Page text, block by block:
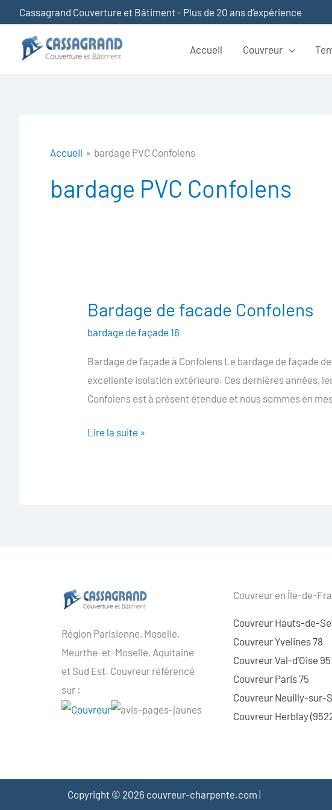
au
contenu
Cassagrand Couverture et Bâtiment - Plus de 20 ans d’expérience
Accueil Couvreur
Accueil bardage PVC Confolens
bardage PVC Confolens
Bardage de facade Confolens
bardage de façade 16
Bardage de façade à Confolens Le bardage de façade
excellente isolation extérieure. Ces dernières années,
Confolens est à présent étendue et nous sommes en
Bardage
Confolens
Lire la suite »
Région Parisienne, Moselle,
Meurthe-et-Moselle, Aquitaine
et Sud Est. Couvreur référencé
sur :
Couvreur en Île-de-
Couvreur Hauts-de-
Couvreur Yvelines 78
Couvreur Val-d’Oise 95
Couvreur Paris 75
Couvreur Neuilly-sur-
Couvreur Herblay
Copyright © 2026 couvreur-charpente.com |